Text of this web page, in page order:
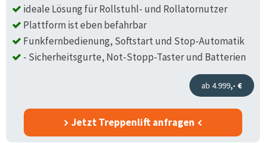
ideale Lösung für Rollstuhl- und Rollatornutzer
Plattform ist eben befahrbar
Funkfernbedienung, Softstart und Stop-Automatik
- Sicherheitsgurte, Not-Stopp-Taster und Batterien
ab 4.999,- €
Jetzt Treppenlift anfragen